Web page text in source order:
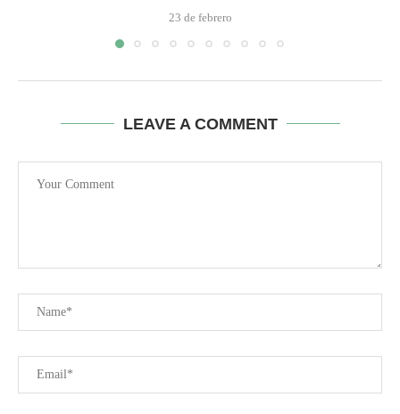
23 de febrero
LEAVE A COMMENT